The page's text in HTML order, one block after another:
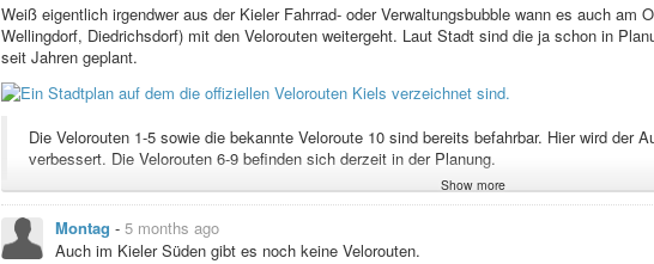
Weiß eigentlich irgendwer aus der Kieler Fahrrad- oder Verwaltungsbubble wann es auch am
Wellingdorf, Diedrichsdorf) mit den Velorouten weitergeht. Laut Stadt sind die ja schon in
seit Jahren geplant.
Die Velorouten 1-5 sowie die bekannte Veloroute 10 sind bereits befahrbar. Hier wird der
verbessert. Die Velorouten 6-9 befinden sich derzeit in der Planung.
#Kiel #Veloroute #Ostufer #Verkehrswende #Radverkehr
Direkt, schnell, klimabewusst: Die Velorouten der Landeshauptstadt Kiel
Show more
Montag - 5 months ago
Auch im Kieler Süden gibt es noch keine Velorouten.